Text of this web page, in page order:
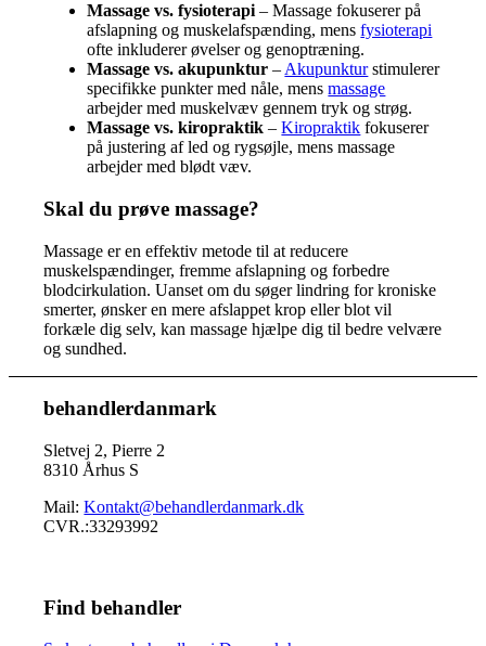
Massage vs. fysioterapi – Massage fokuserer på
afslapning og muskelafspænding, mensfysioterapi
ofte inkluderer øvelser og genoptræning.
Massage vs. akupunktur – Akupunkturstimulerer
specifikke punkter med nåle, mensmassage
arbejder med muskelvæv gennem tryk og strøg.
Massage vs. kiropraktik –Kiropraktik fokuserer
på justering af led og rygsøjle, mens massage
arbejder med blødt væv.
Skal du prøve massage?
Massage er en effektiv metode til at reducere
muskelspændinger, fremme afslapning og forbedre
blodcirkulation. Uanset om du søger lindring for kroniske
smerter, ønsker en mere afslappet krop eller blot vil
forkæle dig selv, kan massage hjælpe dig til bedre velvære
og sundhed.
behandlerdanmark
Sletvej 2, Pierre 2
8310 Århus S
Mail:Kontakt@behandlerdanmark.dk
CVR.:33293992
Find behandler